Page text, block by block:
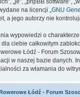
na licencji „ GNU
a jego autorzy nie
wypowiedzi o
ciebie całkowitym
Łódź - Forum
w naszej bazie danych.
za włamania do
Łódź - Forum